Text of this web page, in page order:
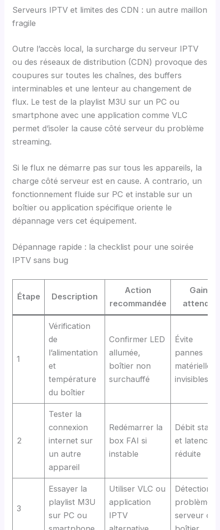
Serveurs IPTV et limites des CDN : un autre maillon
fragile
Outre l’accès local, la surcharge du serveur IPTV
ou des réseaux de distribution (CDN) provoque des
coupures sur toutes les chaînes, des buffers
interminables et une lenteur au changement de
flux. Le test de la playlist M3U sur un PC ou
smartphone avec une application comme VLC
permet d’isoler la cause côté serveur du problème
streaming.
Si le flux ne démarre pas sur tous les appareils, la
charge côté serveur est en cause. A contrario, un
fonctionnement fluide sur PC et instable sur un
boîtier ou application spécifique oriente le
dépannage vers cet équipement.
Dépannage rapide : la checklist pour une soirée
IPTV sans bug
Étape Description
Action
recommandée
Gain
attendu
1
Vérification
de
l’alimentation
et
température
du boîtier
Confirmer LED
allumée,
boîtier non
surchauffé
Évite
pannes
matérielles
invisibles
2
Tester la
connexion
internet sur
un autre
appareil
Redémarrer la
box FAI si
instable
Débit
et latence
réduite
3
Essayer la
playlist M3U
sur PC ou
Utiliser VLC ou
application
IPTV
Détection
problème
serveur ou